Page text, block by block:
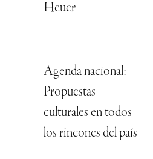
Heuer
Agenda nacional:
Propuestas
culturales en todos
los rincones del país